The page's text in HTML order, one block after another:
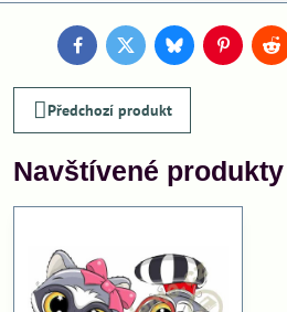
FacebookTwitterBlueskyPinterest
Předchozí produkt
Navštívené produkty